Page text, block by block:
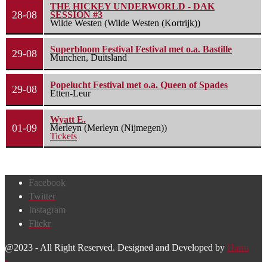
28-08
THE HICKEY UNDERWORLD - DAK
SESSION #3
Wilde Westen (Wilde Westen (Kortrijk))
29-08
Superbloom Festival Festival met o.a. Bastille
Munchen, Duitsland
29-08
Popelucht Festival met o.a. Queen of Spades
Etten-Leur
01-09
Wyatt E.
Merleyn (Merleyn (Nijmegen))
Tickets
Facebook
Twitter
Instagram
Flickr
@2023 - All Right Reserved. Designed and Developed by Harm